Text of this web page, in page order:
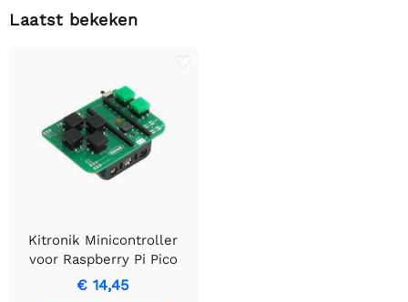
Laatst bekeken
Kitronik Minicontroller
voor Raspberry Pi Pico
€ 14,45